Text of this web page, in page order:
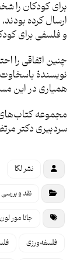
برای کودکان را
ارسال کرده‌
و فلسفی برای
چنین اتفاقی را
نویسندۀ
همیاری در این
مجموعه کتاب‌های
سردبیری دکتر
نشر لگا
نقد و بررسی
جانا مور لون
فلسفه‌ورزی